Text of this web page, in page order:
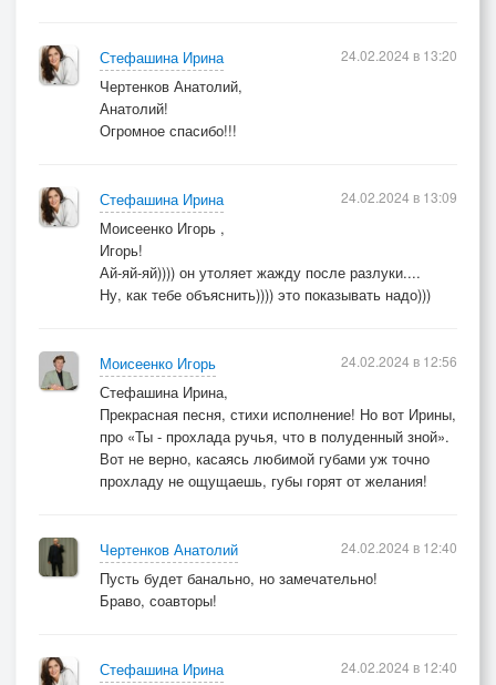
Стефашина Ирина
Чертенков Анатолий,
Анатолий!
Огромное спасибо!!!
24.02.2024 в 13:20
Стефашина Ирина
Моисеенко Игорь ,
Игорь!
Ай-яй-яй)))) он утоляет жажду после разлуки....
Ну, как тебе объяснить)))) это показывать надо)))
24.02.2024 в 13:09
Моисеенко Игорь
Стефашина Ирина,
Прекрасная песня, стихи исполнение! Но вот Ирины,
про «Ты - прохлада ручья, что в полуденный зной».
Вот не верно, касаясь любимой губами уж точно
прохладу не ощущаешь, губы горят от желания!
24.02.2024 в 12:56
Чертенков Анатолий
Пусть будет банально, но замечательно!
Браво, соавторы!
24.02.2024 в 12:40
Стефашина Ирина
24.02.2024 в 12:40